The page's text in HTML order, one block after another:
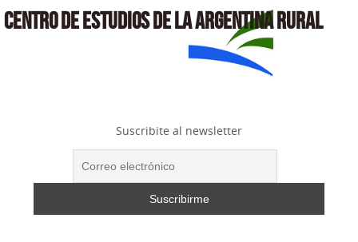
CENTRO DE ESTUDIOS DE LA ARGENTINA RURAL
Suscribite al newsletter